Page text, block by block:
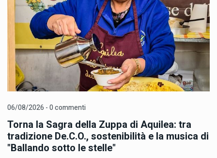
06/08/2026 - 0 commenti
Torna la Sagra della Zuppa di Aquilea: tra
tradizione De.C.O., sostenibilità e la musica di
"Ballando sotto le stelle"